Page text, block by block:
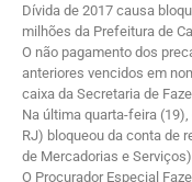
Dívida de 2017 causa
milhões da Prefeitura de
O não pagamento dos
anteriores vencidos em
caixa da Secretaria de
Na última quarta-feira
RJ) bloqueou da conta de
de Mercadorias e
O Procurador Especial